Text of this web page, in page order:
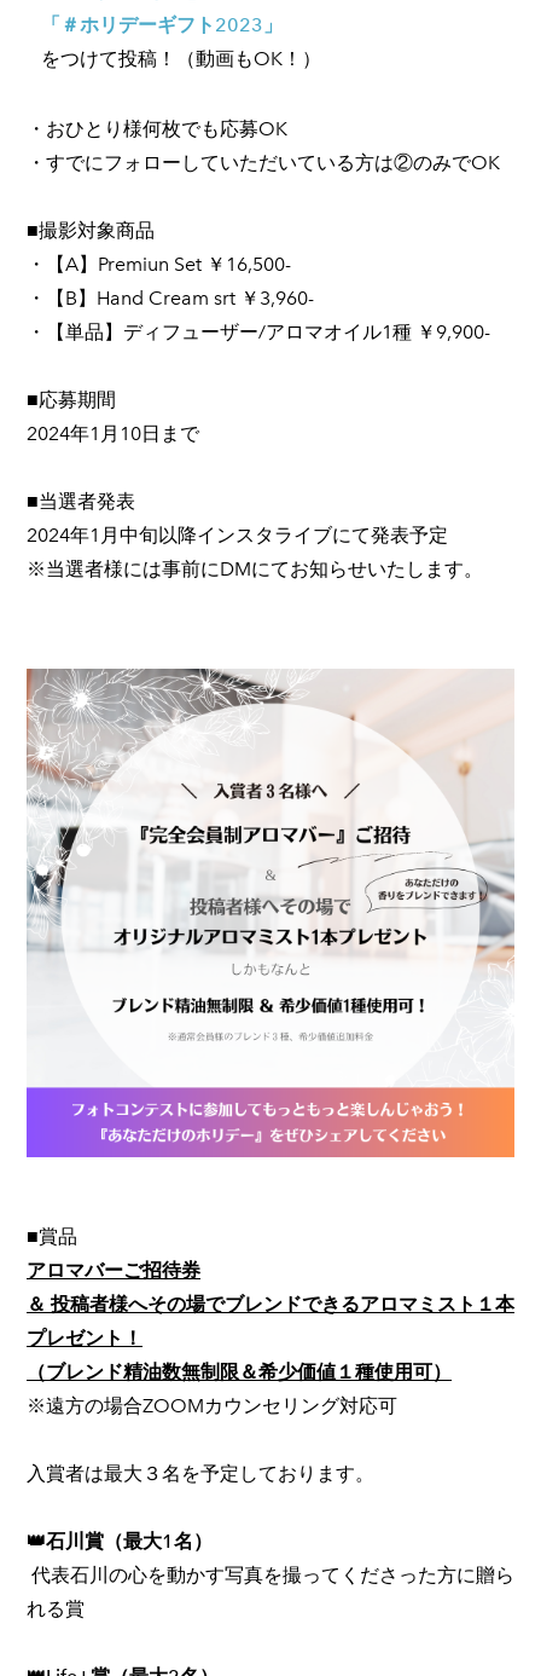
「＃ホリデーギフト2023」
をつけて投稿！（動画もOK！）
・おひとり様何枚でも応募OK
・すでにフォローしていただいている方は②のみでOK
■撮影対象商品
・【A】Premiun Set ￥16,500-
・【B】Hand Cream srt ￥3,960-
・【単品】ディフューザー/アロマオイル1種 ￥9,900-
■応募期間
2024年1月10日まで
■当選者発表
2024年1月中旬以降インスタライブにて発表予定
※当選者様には事前にDMにてお知らせいたします。
■賞品
アロマバーご招待券
＆ 投稿者様へその場でブレンドできるアロマミスト１本
プレゼント！
（ブレンド精油数無制限＆希少価値１種使用可）
※遠方の場合ZOOMカウンセリング対応可
入賞者は最大３名を予定しております。
👑石川賞（最大1名）
代表石川の心を動かす写真を撮ってくださった方に贈ら
れる賞